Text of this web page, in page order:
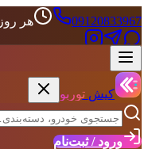
09120833967 هر روز ۹ تا ۲۱
علاقه‌مندی‌ها
کیش توربو
ورود / ثبت‌نام